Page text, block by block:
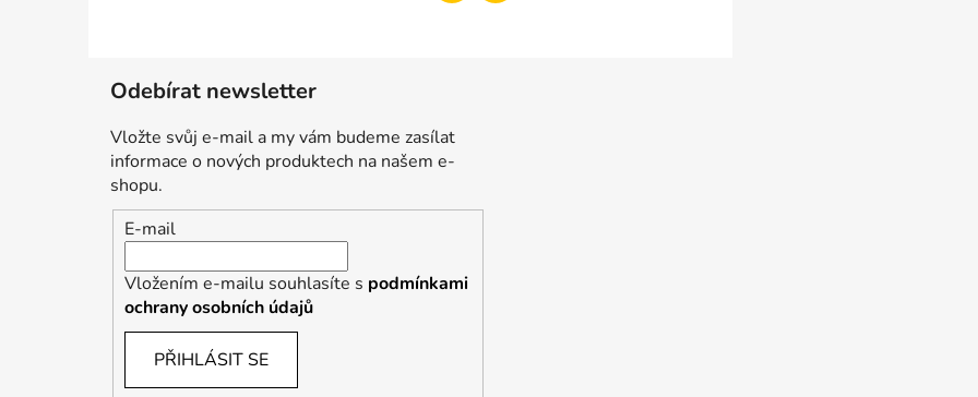
Odebírat newsletter
Vložte svůj e-mail a my vám budeme zasílat
informace o nových produktech na našem e-
shopu.
E-mail
Vložením e-mailu souhlasíte s podmínkami
ochrany osobních údajů
PŘIHLÁSIT SE